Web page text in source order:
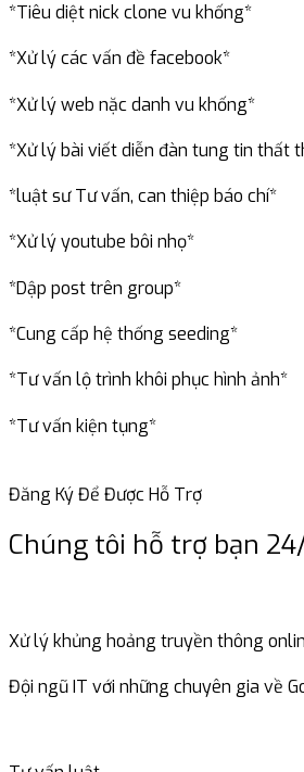
*Tiêu diệt nick clone vu khống*
*Xử lý các vấn đề facebook*
*Xử lý web nặc danh vu khống*
*Xử lý bài viết diễn đàn tung tin thất
*luật sư Tư vấn, can thiệp báo chí*
*Xử lý youtube bôi nhọ*
*Dập post trên group*
*Cung cấp hệ thống seeding*
*Tư vấn lộ trình khôi phục hình ảnh*
*Tư vấn kiện tụng*
Đăng Ký Để Được Hỗ Trợ
Chúng tôi hỗ trợ bạn
Xử lý khủng hoảng truyền thông
Đội ngũ IT với những chuyên gia về